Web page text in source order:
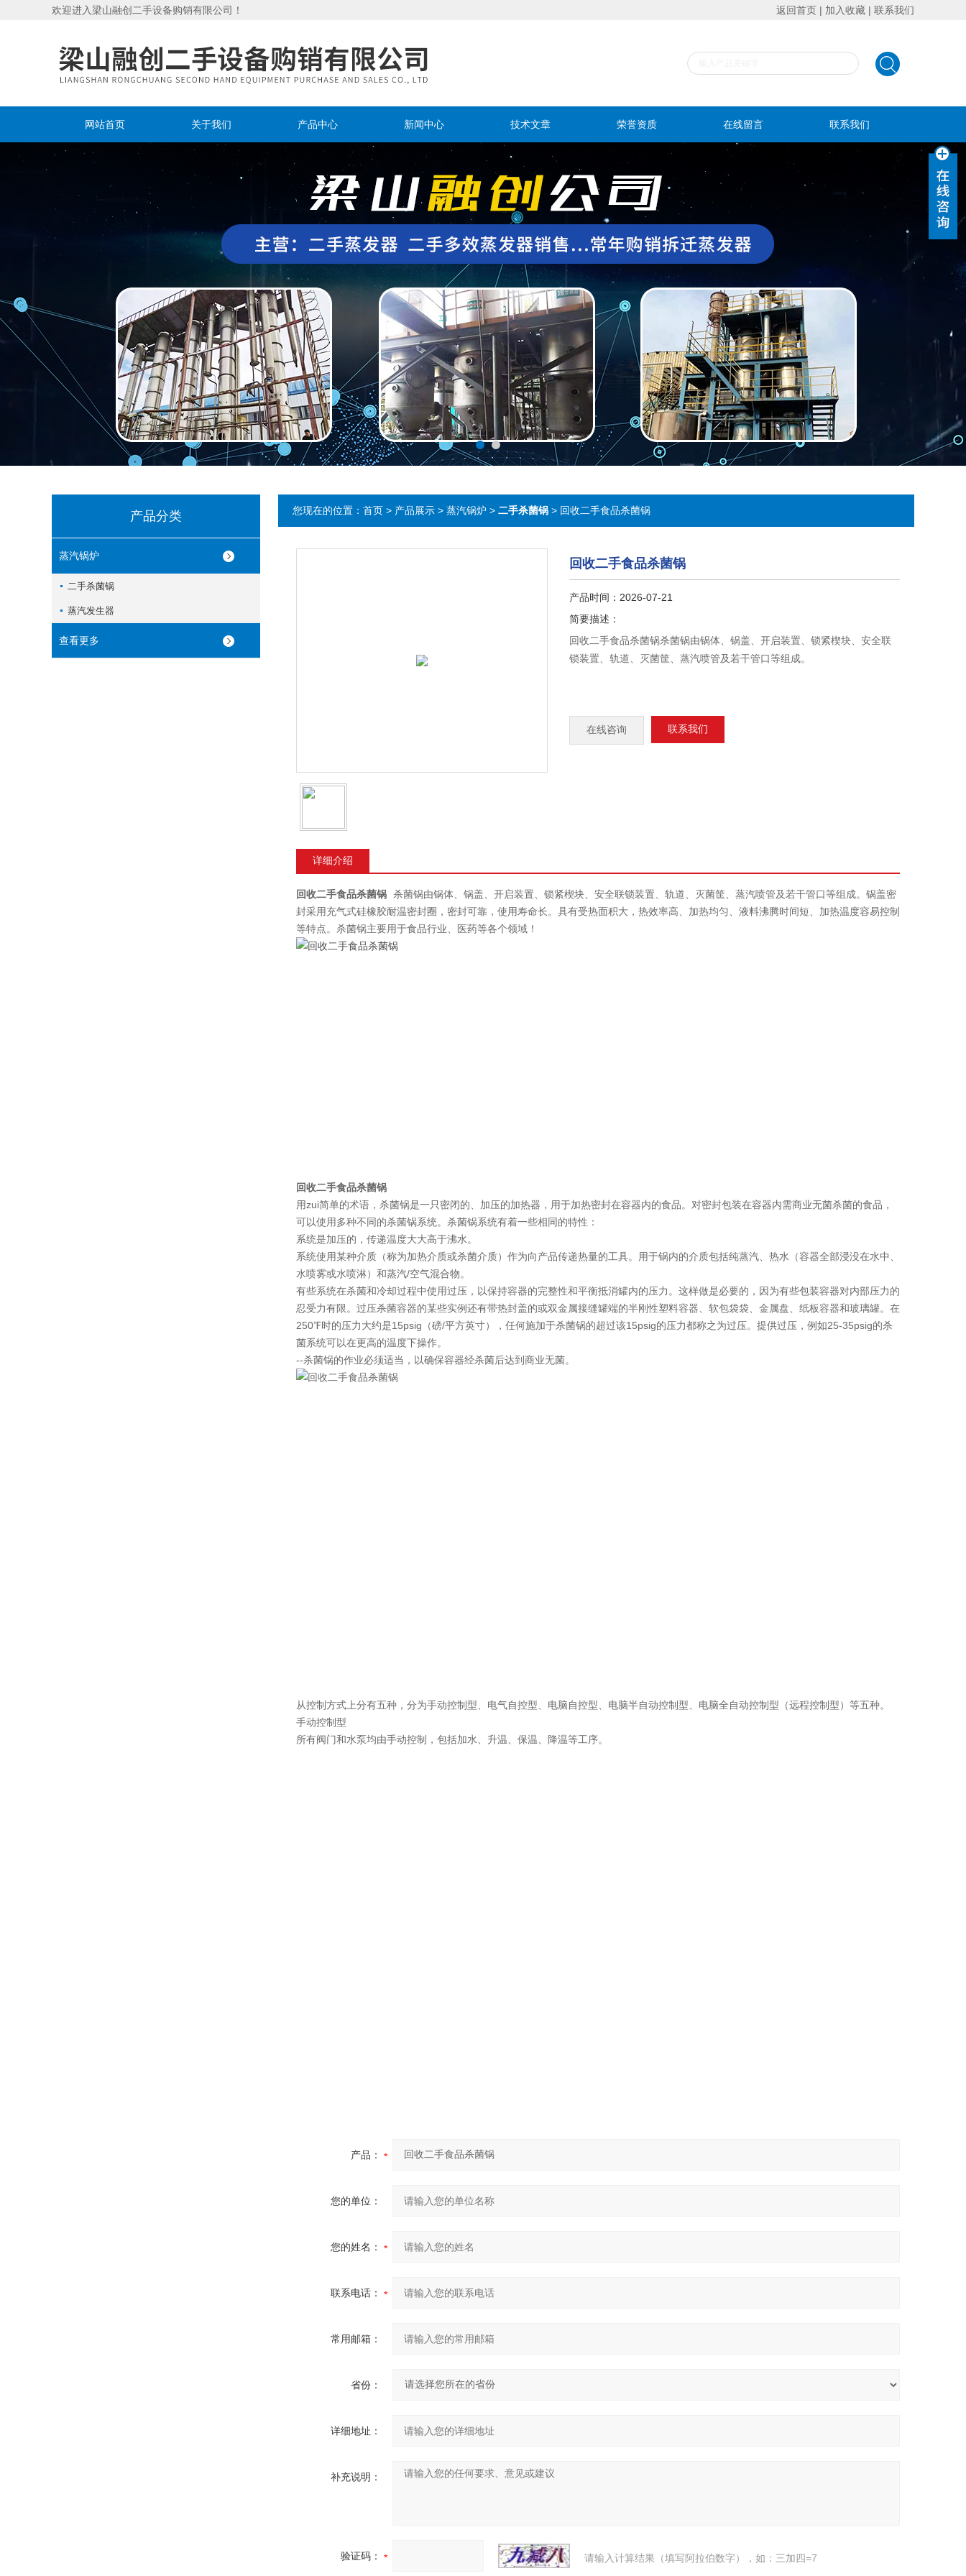
欢迎进入梁山融创二手设备购销有限公司！ 返回首页 | 加入收藏 | 联系我们
网站首页 关于我们 产品中心 新闻中心 技术文章 荣誉资质 在线留言 联系我们
产品分类
蒸汽锅炉
二手杀菌锅
蒸汽发生器
查看更多
您现在的位置： 首页 > 产品展示 > 蒸汽锅炉 > 二手杀菌锅 > 回收二手食品杀菌锅
回收二手食品杀菌锅
产品时间：2026-07-21
简要描述：
回收二手食品杀菌锅杀菌锅由锅体、锅盖、开启装置、锁紧楔块、安全联
锁装置、轨道、灭菌筐、蒸汽喷管及若干管口等组成。
在线咨询 联系我们
详细介绍
回收二手食品杀菌锅 杀菌锅由锅体、锅盖、开启装置、锁紧楔块、安全联锁装置、轨道、灭菌筐、蒸汽喷管及若干管口等组成。锅盖密
封采用充气式硅橡胶耐温密封圈，密封可靠，使用寿命长。具有受热面积大，热效率高、加热均匀、液料沸腾时间短、加热温度容易控制
等特点。杀菌锅主要用于食品行业、医药等各个领域！
回收二手食品杀菌锅
用zui简单的术语，杀菌锅是一只密闭的、加压的加热器，用于加热密封在容器内的食品。对密封包装在容器内需商业无菌杀菌的食品，
可以使用多种不同的杀菌锅系统。杀菌锅系统有着一些相同的特性：
系统是加压的，传递温度大大高于沸水。
系统使用某种介质（称为加热介质或杀菌介质）作为向产品传递热量的工具。用于锅内的介质包括纯蒸汽、热水（容器全部浸没在水中、
水喷雾或水喷淋）和蒸汽/空气混合物。
有些系统在杀菌和冷却过程中使用过压，以保持容器的完整性和平衡抵消罐内的压力。这样做是必要的，因为有些包装容器对内部压力的
忍受力有限。过压杀菌容器的某些实例还有带热封盖的或双金属接缝罐端的半刚性塑料容器、软包袋袋、金属盘、纸板容器和玻璃罐。在
250℉时的压力大约是15psig（磅/平方英寸），任何施加于杀菌锅的超过该15psig的压力都称之为过压。提供过压，例如25-35psig的杀
菌系统可以在更高的温度下操作。
--杀菌锅的作业必须适当，以确保容器经杀菌后达到商业无菌。
从控制方式上分有五种，分为手动控制型、电气自控型、电脑自控型、电脑半自动控制型、电脑全自动控制型（远程控制型）等五种。
手动控制型
所有阀门和水泵均由手动控制，包括加水、升温、保温、降温等工序。
产品：
您的单位：
您的姓名：
联系电话：
常用邮箱：
省份：
详细地址：
补充说明：
验证码： 请输入计算结果（填写阿拉伯数字），如：三加四=7